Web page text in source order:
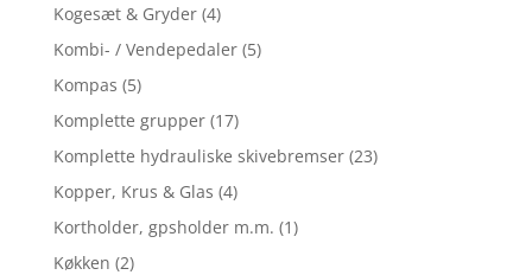
Kogesæt & Gryder (4)
Kombi- / Vendepedaler (5)
Kompas (5)
Komplette grupper (17)
Komplette hydrauliske skivebremser (23)
Kopper, Krus & Glas (4)
Kortholder, gpsholder m.m. (1)
Køkken (2)